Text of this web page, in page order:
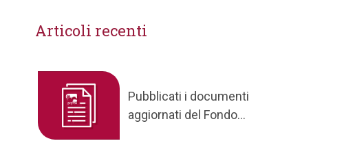
Articoli recenti
Pubblicati i documenti
aggiornati del Fondo...